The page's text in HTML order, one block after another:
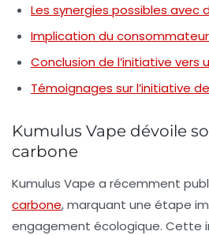
Les synergies possibles avec
Implication du
Conclusion de l’initiative vers
Témoignages sur l’initiative
Kumulus Vape dévoile
carbone
Kumulus Vape a récemment
carbone, marquant une étape
engagement écologique. Cette